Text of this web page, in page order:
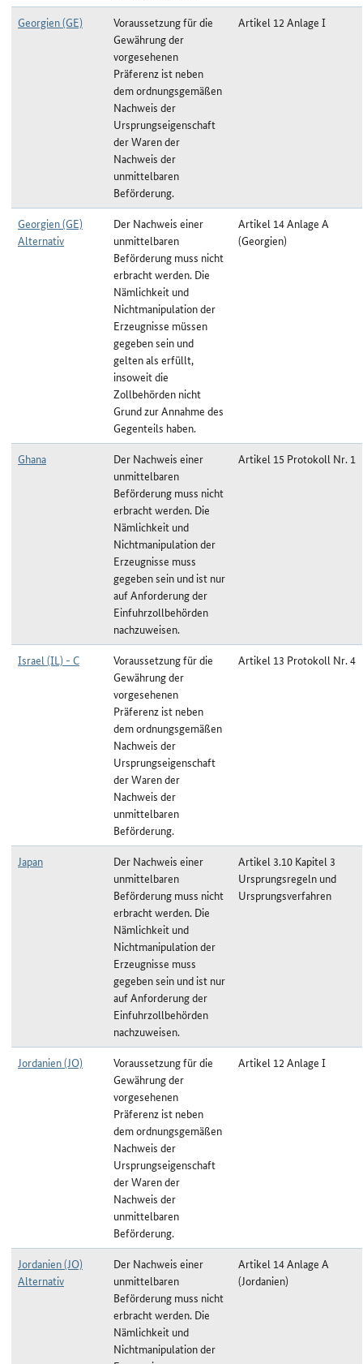
Georgien (GE)
Voraussetzung für die
Gewährung der
vorgesehenen
Präferenz ist neben
dem ordnungsgemäßen
Nachweis der
Ursprungseigenschaft
der Waren der
Nachweis der
unmittelbaren
Beförderung.
Artikel 12 Anlage I
Georgien (GE)
Alternativ
Der Nachweis einer
unmittelbaren
Beförderung muss nicht
erbracht werden. Die
Nämlichkeit und
Nichtmanipulation der
Erzeugnisse müssen
gegeben sein und
gelten als erfüllt,
insoweit die
Zollbehörden nicht
Grund zur Annahme des
Gegenteils haben.
Artikel 14 Anlage A
(Georgien)
Ghana
Der Nachweis einer
unmittelbaren
Beförderung muss nicht
erbracht werden. Die
Nämlichkeit und
Nichtmanipulation der
Erzeugnisse muss
gegeben sein und ist nur
auf Anforderung der
Einfuhrzollbehörden
nachzuweisen.
Artikel 15 Protokoll Nr. 1
Israel (IL) - C
Voraussetzung für die
Gewährung der
vorgesehenen
Präferenz ist neben
dem ordnungsgemäßen
Nachweis der
Ursprungseigenschaft
der Waren der
Nachweis der
unmittelbaren
Beförderung.
Artikel 13 Protokoll Nr. 4
Japan
Der Nachweis einer
unmittelbaren
Beförderung muss nicht
erbracht werden. Die
Nämlichkeit und
Nichtmanipulation der
Erzeugnisse muss
gegeben sein und ist nur
auf Anforderung der
Einfuhrzollbehörden
nachzuweisen.
Artikel 3.10 Kapitel 3
Ursprungsregeln und
Ursprungsverfahren
Jordanien (JO)
Voraussetzung für die
Gewährung der
vorgesehenen
Präferenz ist neben
dem ordnungsgemäßen
Nachweis der
Ursprungseigenschaft
der Waren der
Nachweis der
unmittelbaren
Beförderung.
Artikel 12 Anlage I
Jordanien (JO)
Alternativ
Der Nachweis einer
unmittelbaren
Beförderung muss nicht
erbracht werden. Die
Nämlichkeit und
Nichtmanipulation der
Artikel 14 Anlage A
(Jordanien)